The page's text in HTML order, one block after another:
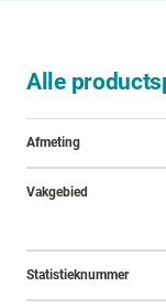
Alle
Afmeting
Vakgebied
Statistieknummer